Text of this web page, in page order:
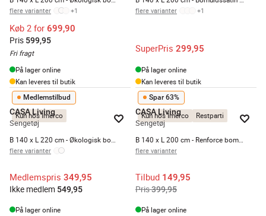
flere varianter +1
Køb 2 for 699,90
Pris 599,95
Fri fragt
På lager online
Kan leveres til butik
flere varianter +1
SuperPris 299,95
På lager online
Kan leveres til butik
Kun hos Imerco
Medlemstilbud
CASA Living
Sengetøj
flere varianter
Medlemspris 349,95
Ikke medlem 549,95
På lager online
Kun hos Imerco Restparti
Spar 63%
CASA Living
Sengetøj
flere varianter
Tilbud 149,95
Pris399,95
På lager online